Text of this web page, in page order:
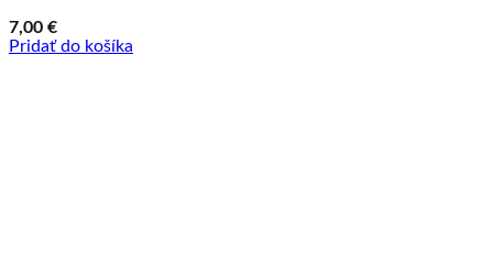
7,00 €
Pridať do košíka